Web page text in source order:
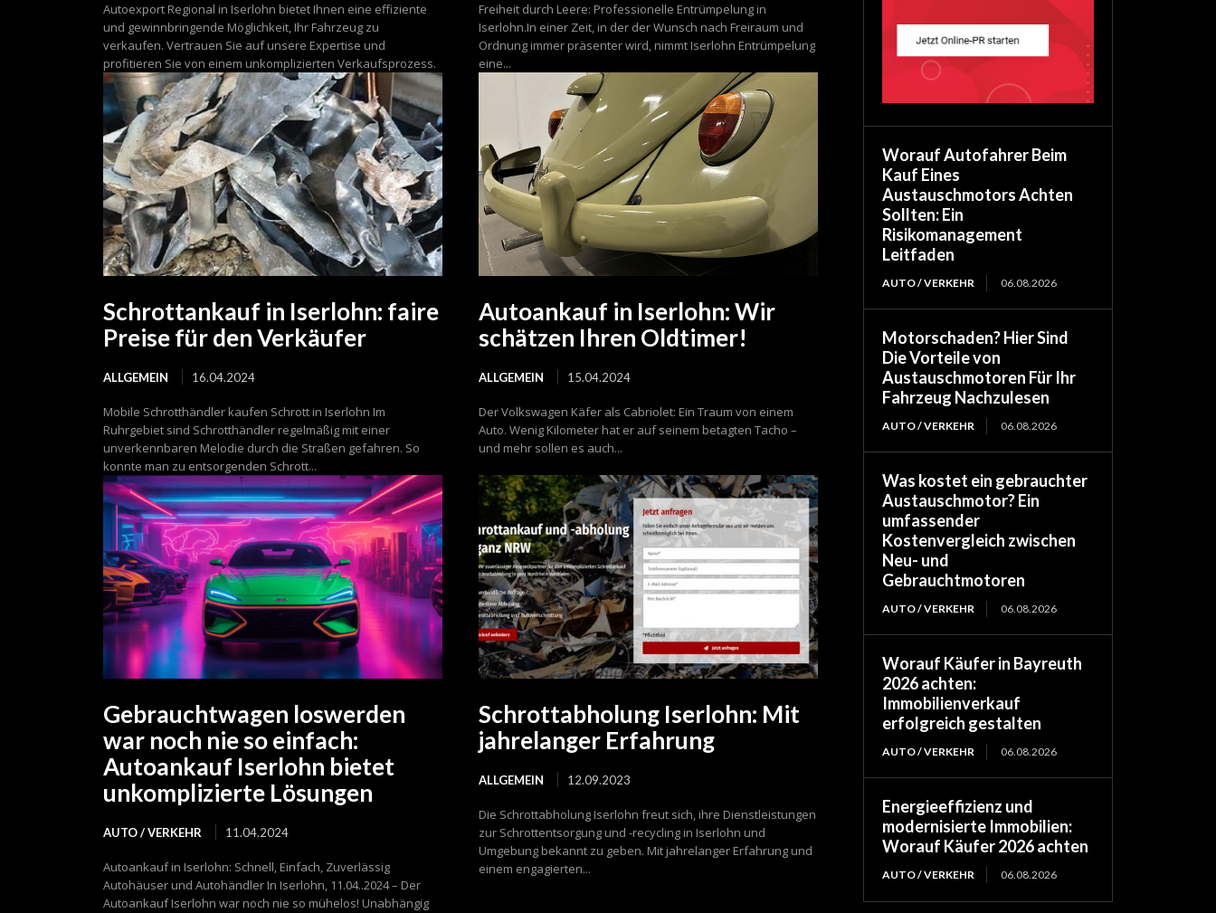
Autoexport Regional in Iserlohn bietet Ihnen eine effiziente
und gewinnbringende Möglichkeit, Ihr Fahrzeug zu
verkaufen. Vertrauen Sie auf unsere Expertise und
profitieren Sie von einem unkomplizierten Verkaufsprozess.
Freiheit durch Leere: Professionelle Entrümpelung in
Iserlohn.In einer Zeit, in der der Wunsch nach Freiraum und
Ordnung immer präsenter wird, nimmt Iserlohn Entrümpelung
eine...
Schrottankauf in Iserlohn: faire
Preise für den Verkäufer
ALLGEMEIN 16.04.2024
Mobile Schrotthändler kaufen Schrott in Iserlohn Im
Ruhrgebiet sind Schrotthändler regelmäßig mit einer
unverkennbaren Melodie durch die Straßen gefahren. So
konnte man zu entsorgenden Schrott...
Autoankauf in Iserlohn: Wir
schätzen Ihren Oldtimer!
ALLGEMEIN 15.04.2024
Der Volkswagen Käfer als Cabriolet: Ein Traum von einem
Auto. Wenig Kilometer hat er auf seinem betagten Tacho –
und mehr sollen es auch...
Gebrauchtwagen loswerden
war noch nie so einfach:
Autoankauf Iserlohn bietet
unkomplizierte Lösungen
AUTO / VERKEHR 11.04.2024
Autoankauf in Iserlohn: Schnell, Einfach, Zuverlässig
Autohäuser und Autohändler In Iserlohn, 11.04..2024 – Der
Autoankauf Iserlohn war noch nie so mühelos! Unabhängig
Schrottabholung Iserlohn: Mit
jahrelanger Erfahrung
ALLGEMEIN 12.09.2023
Die Schrottabholung Iserlohn freut sich, ihre Dienstleistungen
zur Schrottentsorgung und -recycling in Iserlohn und
Umgebung bekannt zu geben. Mit jahrelanger Erfahrung und
einem engagierten...
Worauf Autofahrer Beim
Kauf Eines
Austauschmotors Achten
Sollten: Ein
Risikomanagement
Leitfaden
AUTO / VERKEHR 06.08.2026
Motorschaden? Hier Sind
Die Vorteile von
Austauschmotoren Für Ihr
Fahrzeug Nachzulesen
AUTO / VERKEHR 06.08.2026
Was kostet ein gebrauchter
Austauschmotor? Ein
umfassender
Kostenvergleich zwischen
Neu- und
Gebrauchtmotoren
AUTO / VERKEHR 06.08.2026
Worauf Käufer in Bayreuth
2026 achten:
Immobilienverkauf
erfolgreich gestalten
AUTO / VERKEHR 06.08.2026
Energieeffizienz und
modernisierte Immobilien:
Worauf Käufer 2026 achten
AUTO / VERKEHR 06.08.2026